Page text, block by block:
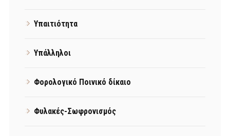
Υπαιτιότητα
Υπάλληλοι
Φορολογικό Ποινικό δίκαιο
Φυλακές-Σωφρονισμός